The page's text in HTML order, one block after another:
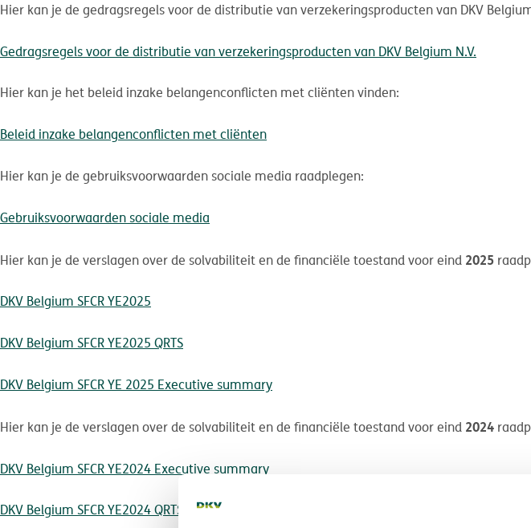
Hier kan je de gedragsregels voor de distributie van verzekeringsproducten van DKV
Gedragsregels voor de distributie van verzekeringsproducten van DKV Belgium N.V.
Hier kan je het beleid inzake belangenconflicten met cliënten vinden:
Beleid inzake belangenconflicten met cliënten
Hier kan je de gebruiksvoorwaarden sociale media raadplegen:
Gebruiksvoorwaarden sociale media
Hier kan je de verslagen over de solvabiliteit en de financiële toestand voor eind 2025
DKV Belgium SFCR YE2025
DKV Belgium SFCR YE2025 QRTS
DKV Belgium SFCR YE 2025 Executive summary
Hier kan je de verslagen over de solvabiliteit en de financiële toestand voor eind 2024
DKV Belgium SFCR YE2024 Executive summary
DKV Belgium SFCR YE2024 QRTS